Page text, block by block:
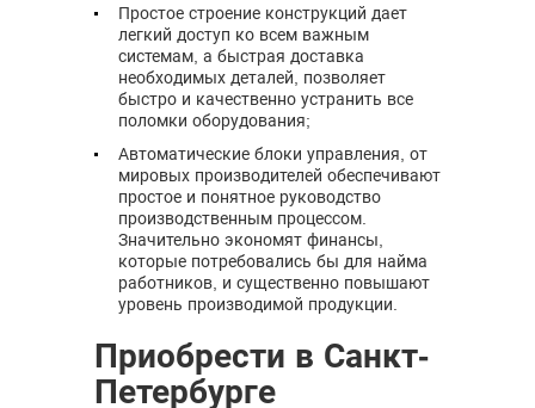
Простое строение конструкций дает
легкий доступ ко всем важным
системам, а быстрая доставка
необходимых деталей, позволяет
быстро и качественно устранить все
поломки оборудования;
Автоматические блоки управления, от
мировых производителей обеспечивают
простое и понятное руководство
производственным процессом.
Значительно экономят финансы,
которые потребовались бы для найма
работников, и существенно повышают
уровень производимой продукции.
Приобрести в Санкт-
Петербурге